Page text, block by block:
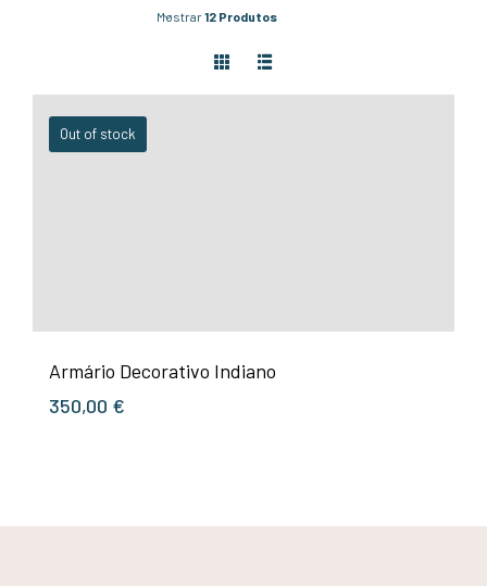
Mostrar12 Produtos
Out of stock
Armário Decorativo Indiano
350,00 €